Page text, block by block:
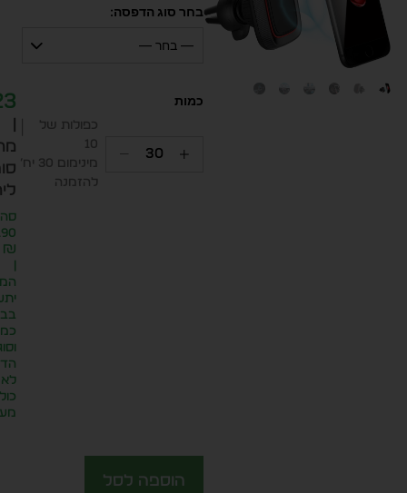
בחר סוג הדפסה:
— בחר —
כפולות של
10
מינימום 30 יח׳
להזמנה
₪
לא
הוספה לסל